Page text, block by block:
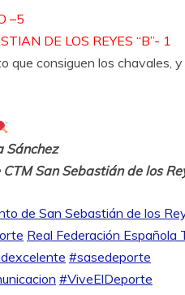
–5
DE LOS REYES “B”- 1
que consiguen los chavales,
Sánchez
San Sebastián de los
de San Sebastián de los
Real Federación Española
#sasedeporte
#ViveElDeporte